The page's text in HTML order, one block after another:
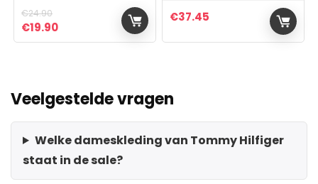
€24.90
Oorspronkelijke prijs was: €24.90.
€19.90Huidige prijs is: €19.90.
€37.45
Veelgestelde vragen
Welke dameskleding van Tommy Hilfiger
staat in de sale?